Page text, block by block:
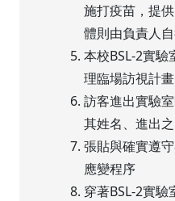
施打疫苗，提
體則由負責人
本校BSL-2實
理臨場訪視計畫
訪客進出實驗
其姓名、進出
張貼與確實遵
應變程序
穿著BSL-2實